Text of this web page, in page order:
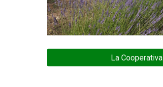
La Cooperativa